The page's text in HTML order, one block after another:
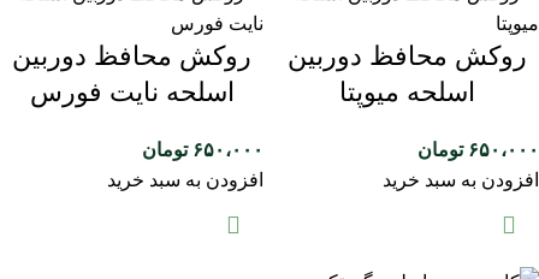
روکش محافظ دوربین
اسلحه میوپتا
۶۵۰،۰۰۰ تومان
افزودن به سبد خرید
روکش محافظ دوربین
اسلحه نایت فورس
۶۵۰،۰۰۰ تومان
افزودن به سبد خرید